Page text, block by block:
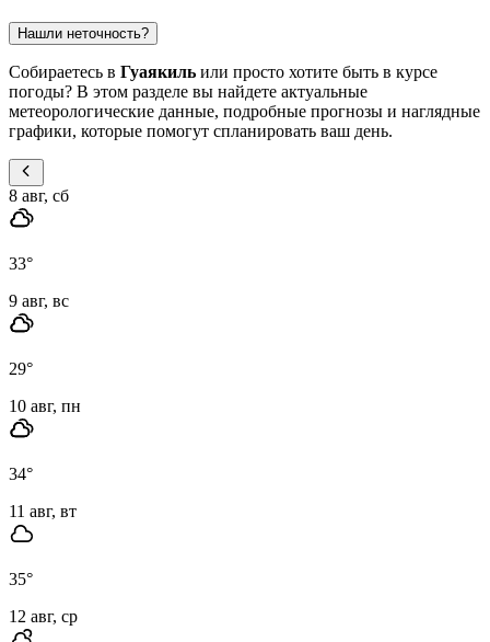
Нашли неточность?
Собираетесь в Гуаякиль или просто хотите быть в курсе
погоды? В этом разделе вы найдете актуальные
метеорологические данные, подробные прогнозы и наглядные
графики, которые помогут спланировать ваш день.
8 авг, сб
33°
9 авг, вс
29°
10 авг, пн
34°
11 авг, вт
35°
12 авг, ср